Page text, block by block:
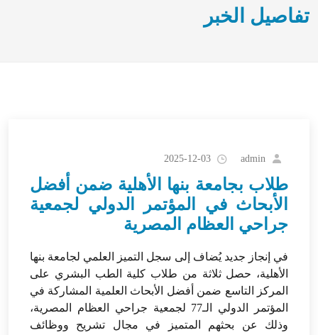
تفاصيل الخبر
admin
2025-12-03
طلاب بجامعة بنها الأهلية ضمن أفضل
الأبحاث في المؤتمر الدولي لجمعية
جراحي العظام المصرية
في إنجاز جديد يُضاف إلى سجل التميز العلمي لجامعة بنها
الأهلية، حصل ثلاثة من طلاب كلية الطب البشري على
المركز التاسع ضمن أفضل الأبحاث العلمية المشاركة في
المؤتمر الدولي الـ77 لجمعية جراحي العظام المصرية،
وذلك عن بحثهم المتميز في مجال تشريح ووظائف